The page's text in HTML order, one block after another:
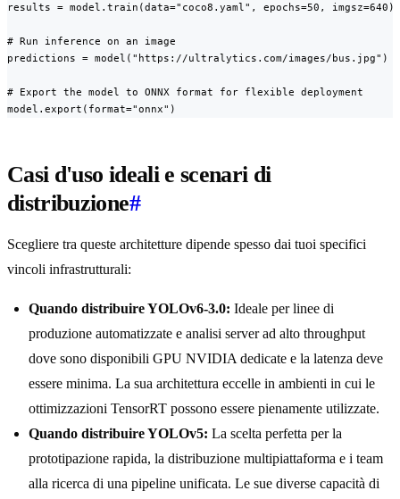
results = model.train(data="coco8.yaml", epochs=50, imgsz=640)
# Run inference on an image
predictions = model("https://ultralytics.com/images/bus.jpg")
# Export the model to ONNX format for flexible deployment
model.export(format="onnx")
Casi d'uso ideali e scenari di
distribuzione#
Scegliere tra queste architetture dipende spesso dai tuoi specifici
vincoli infrastrutturali:
Quando distribuire YOLOv6-3.0: Ideale per linee di
produzione automatizzate e analisi server ad alto throughput
dove sono disponibili GPU NVIDIA dedicate e la latenza deve
essere minima. La sua architettura eccelle in ambienti in cui le
ottimizzazioni TensorRT possono essere pienamente utilizzate.
Quando distribuire YOLOv5: La scelta perfetta per la
prototipazione rapida, la distribuzione multipiattaforma e i team
alla ricerca di una pipeline unificata. Le sue diverse capacità di